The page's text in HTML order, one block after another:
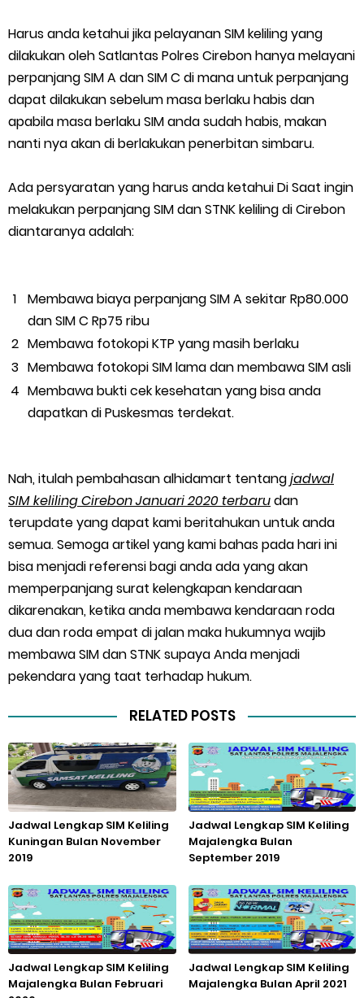
Harus anda ketahui jika pelayanan SIM keliling yang
dilakukan oleh Satlantas Polres Cirebon hanya melayani
perpanjang SIM A dan SIM C di mana untuk perpanjang
dapat dilakukan sebelum masa berlaku habis dan
apabila masa berlaku SIM anda sudah habis, makan
nanti nya akan di berlakukan penerbitan simbaru.
Ada persyaratan yang harus anda ketahui Di Saat ingin
melakukan perpanjang SIM dan STNK keliling di Cirebon
diantaranya adalah:
Membawa biaya perpanjang SIM A sekitar Rp80.000
dan SIM C Rp75 ribu
Membawa fotokopi KTP yang masih berlaku
Membawa fotokopi SIM lama dan membawa SIM asli
Membawa bukti cek kesehatan yang bisa anda
dapatkan di Puskesmas terdekat.
Nah, itulah pembahasan alhidamart tentangjadwal
SIM keliling Cirebon Januari 2020 terbarudan
terupdate yang dapat kami beritahukan untuk anda
semua. Semoga artikel yang kami bahas pada hari ini
bisa menjadi referensi bagi anda ada yang akan
memperpanjang surat kelengkapan kendaraan
dikarenakan, ketika anda membawa kendaraan roda
dua dan roda empat di jalan maka hukumnya wajib
membawa SIM dan STNK supaya Anda menjadi
pekendara yang taat terhadap hukum.
RELATED POSTS
Jadwal Lengkap SIM Keliling
Kuningan Bulan November
2019
Jadwal Lengkap SIM Keliling
Majalengka Bulan
September 2019
Jadwal Lengkap SIM Keliling
Majalengka Bulan Februari
Jadwal Lengkap SIM Keliling
Majalengka Bulan April 2021